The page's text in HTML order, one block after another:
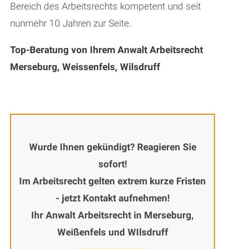
Bereich des Arbeitsrechts kompetent und seit
nunmehr 10 Jahren zur Seite.
Top-Beratung von Ihrem Anwalt Arbeitsrecht
Merseburg, Weissenfels, Wilsdruff
Wurde Ihnen gekündigt? Reagieren Sie
sofort!
Im Arbeitsrecht gelten extrem kurze Fristen
- jetzt Kontakt aufnehmen!
Ihr Anwalt Arbeitsrecht in Merseburg,
Weißenfels und WIlsdruff